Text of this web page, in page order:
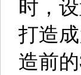
打造
造前的